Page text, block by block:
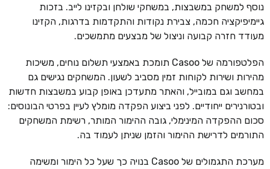
נוסף למשחק במשבצות, במשחקי שולחן ובקזינו לייב. בזכות
גיימיפיקציה חכמה, צבירת נקודות והתקדמות בדרגות, הקזינו
מעודד חזרה קבועה וניצול של מבצעים מתמשכים.
הפלטפורמה של Casoo תומכת באמצעי תשלום נוחים, משיכות
מהירות ושירות לקוחות זמין מסביב לשעון. המשחקים נגישים גם
במחשב וגם במובייל, והאתר מתעדכן באופן קבוע במשבצות חדשות
ובטורנירים ייחודיים. לפני ביצוע הפקדה מומלץ לעיין בפרטי הבונוסים:
סכום ההפקדה המינימלי, גובה ההימור המותר, רשימת המשחקים
התורמים לדרישת ההימור והזמן שניתן לעמוד בה.
מערכת התגמולים של Casoo בנויה כך שעל כל הימור ומשימה